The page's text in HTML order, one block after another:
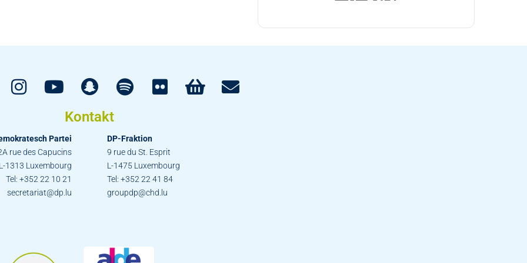
Kontakt
Partei
rue des Capucins
1313 Luxembourg
Tel: +352 22 10 21
secretariat@dp.lu
DP-Fraktion
9 rue du St. Esprit
L-1475 Luxembourg
Tel: +352 22 41 84
groupdp@chd.lu